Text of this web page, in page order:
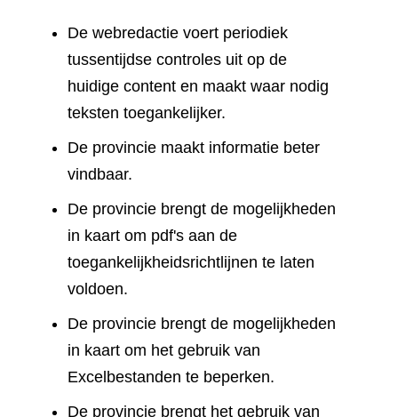
De webredactie voert periodiek
tussentijdse controles uit op de
huidige content en maakt waar nodig
teksten toegankelijker.
De provincie maakt informatie beter
vindbaar.
De provincie brengt de mogelijkheden
in kaart om pdf's aan de
toegankelijkheidsrichtlijnen te laten
voldoen.
De provincie brengt de mogelijkheden
in kaart om het gebruik van
Excelbestanden te beperken.
De provincie brengt het gebruik van